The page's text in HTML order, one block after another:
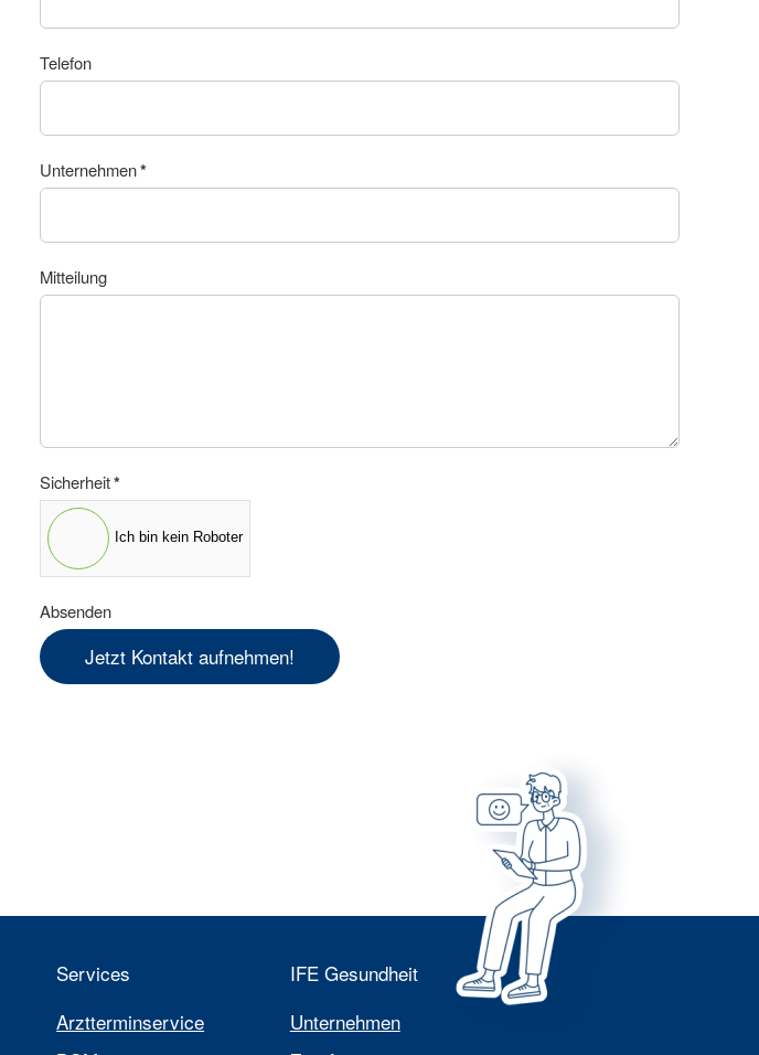
Telefon
Unternehmen*
Mitteilung
Sicherheit*
Ich bin kein Roboter
Absenden
Jetzt Kontakt aufnehmen!
Services
Arztterminservice
IFE Gesundheit
Unternehmen